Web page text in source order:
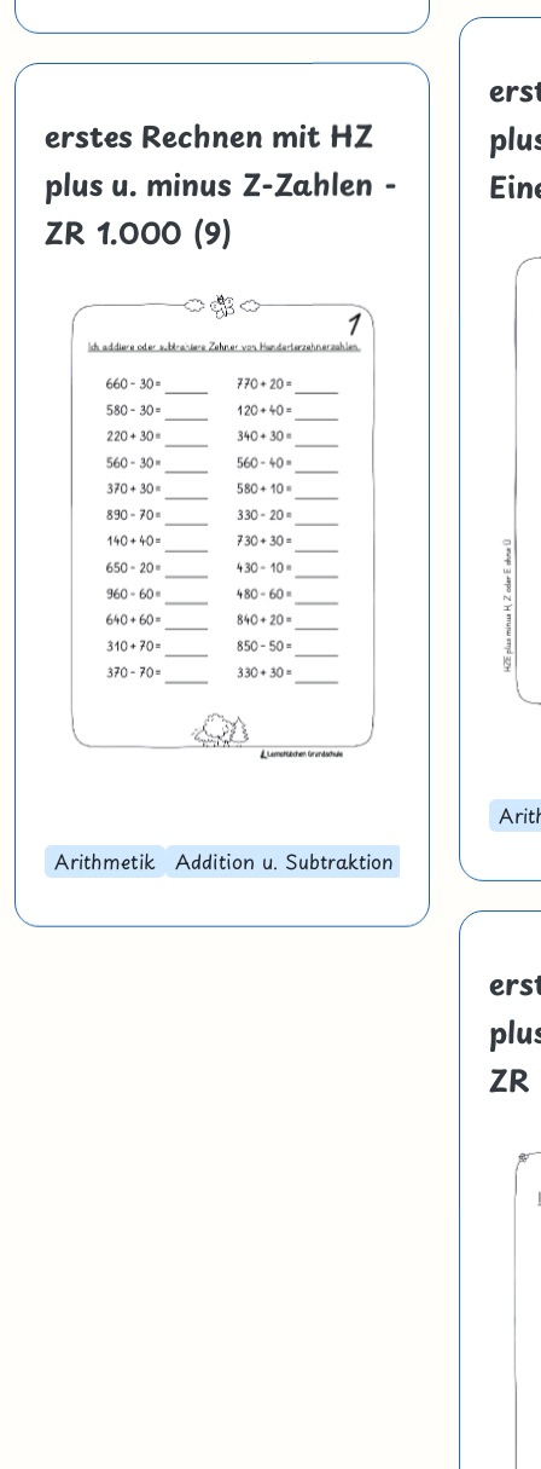
erstes Rechnen mit HZ
plus u. minus Z-Zahlen -
ZR 1.000 (9)
Arithmetik Addition u. Subtraktion